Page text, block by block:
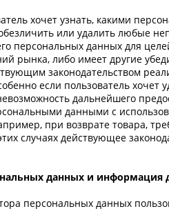
хочет узнать, какими
или удалить любые
персональных данных для
рынка, либо имеет другие
законодательством
если пользователь
дальнейшего
данными с
при возврате товара,
случаях действующее
данных и информация
персональных данных